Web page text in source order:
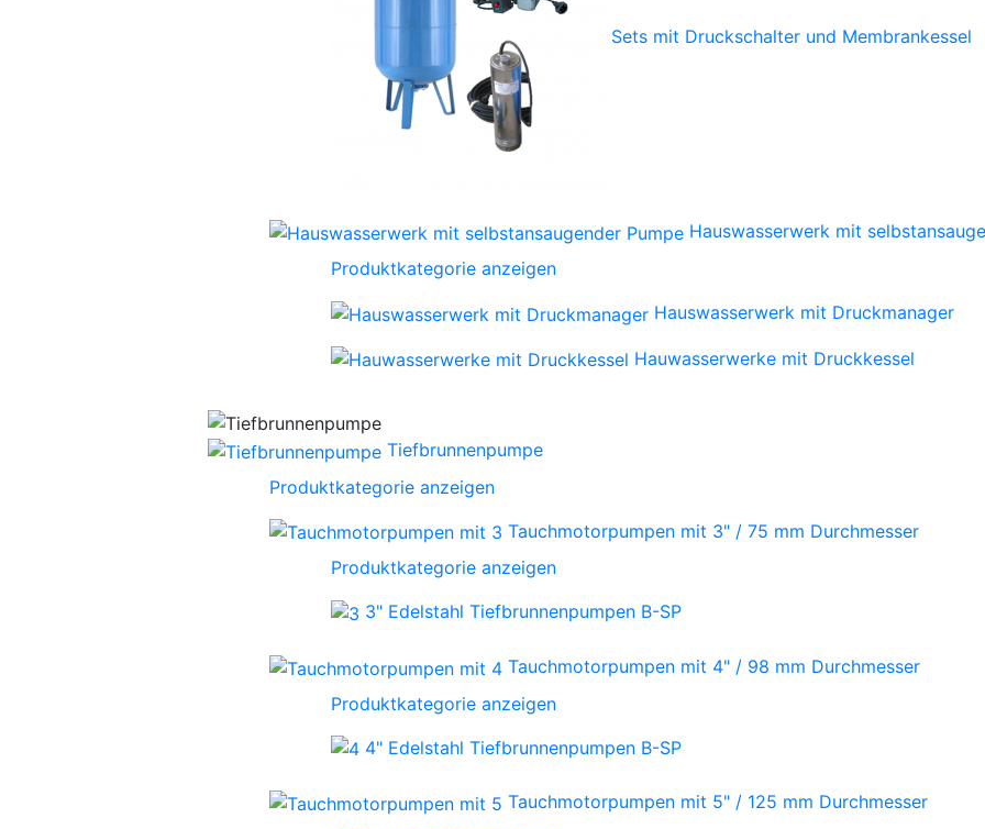
Sets mit Druckschalter und Membrankessel
Hauswasserwerk mit
Produktkategorie anzeigen
Hauswasserwerk mit Druckmanager
Hauwasserwerke mit Druckkessel
Tiefbrunnenpumpe
Produktkategorie anzeigen
Tauchmotorpumpen mit 3" / 75 mm Durchmesser
Produktkategorie anzeigen
3" Edelstahl Tiefbrunnenpumpen B-SP
Tauchmotorpumpen mit 4" / 98 mm Durchmesser
Produktkategorie anzeigen
4" Edelstahl Tiefbrunnenpumpen B-SP
Tauchmotorpumpen mit 5" / 125 mm Durchmesser